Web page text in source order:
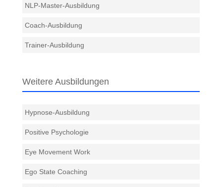
NLP-Master-Ausbildung
Coach-Ausbildung
Trainer-Ausbildung
Weitere Ausbildungen
Hypnose-Ausbildung
Positive Psychologie
Eye Movement Work
Ego State Coaching